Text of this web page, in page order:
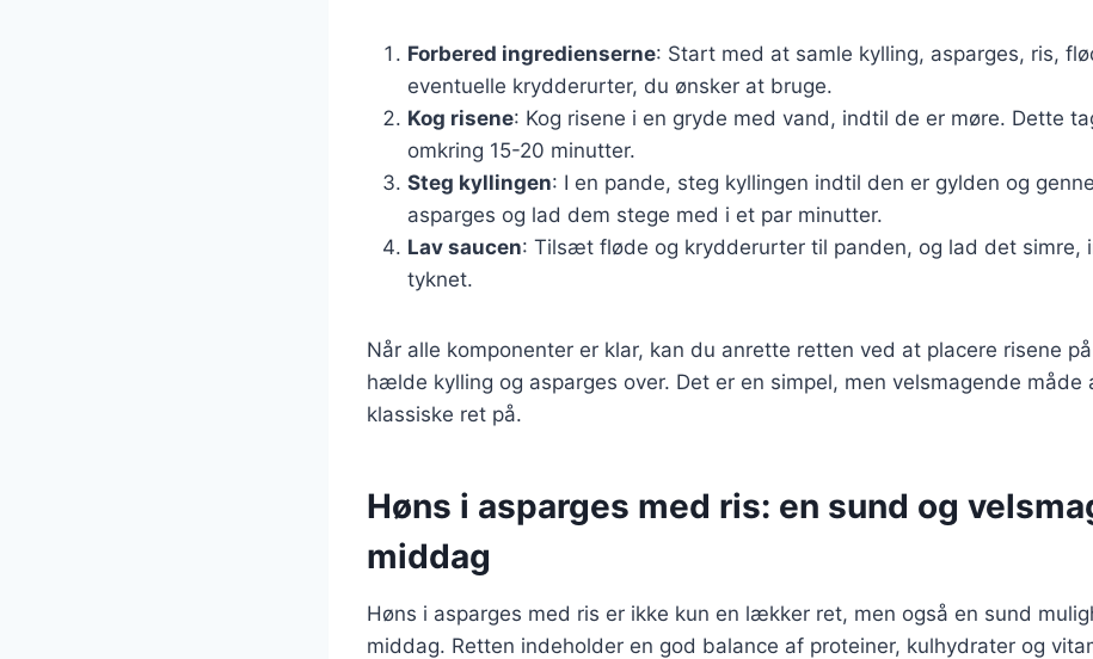
Forbered ingredienserne: Start med at samle kylling, asparges, ris,
eventuelle krydderurter, du ønsker at bruge.
Kog risene: Kog risene i en gryde med vand, indtil de er møre. Dette
omkring 15-20 minutter.
Steg kyllingen: I en pande, steg kyllingen indtil den er gylden og
asparges og lad dem stege med i et par minutter.
Lav saucen: Tilsæt fløde og krydderurter til panden, og lad det simre,
tyknet.
Når alle komponenter er klar, kan du anrette retten ved at placere risene
hælde kylling og asparges over. Det er en simpel, men velsmagende måde
klassiske ret på.
Høns i asparges med ris: en sund og
middag
Høns i asparges med ris er ikke kun en lækker ret, men også en sund
middag. Retten indeholder en god balance af proteiner, kulhydrater og